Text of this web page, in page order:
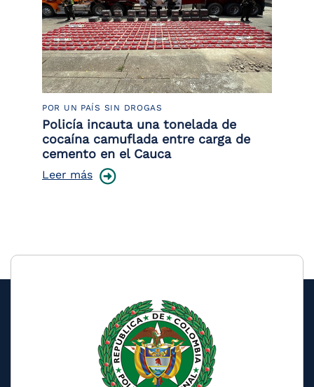
POR UN PAÍS SIN DROGAS
Policía incauta una tonelada de
cocaína camuflada entre carga de
cemento en el Cauca
Leer más